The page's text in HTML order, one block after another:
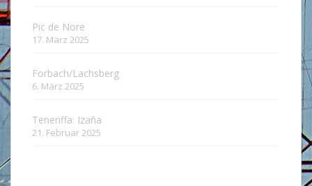
Pic de Nore
17. März 2025
Forbach/Lachsberg
6. März 2025
Teneriffa: Izaña
21. Februar 2025